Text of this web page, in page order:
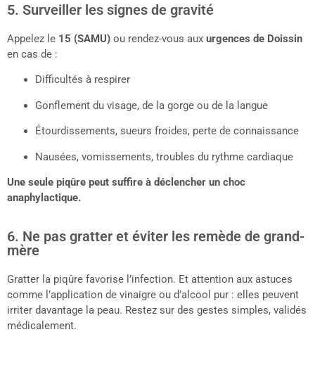
5. Surveiller les signes de gravité
Appelez le 15 (SAMU) ou rendez-vous aux urgences de Doissin
en cas de :
Difficultés à respirer
Gonflement du visage, de la gorge ou de la langue
Étourdissements, sueurs froides, perte de connaissance
Nausées, vomissements, troubles du rythme cardiaque
Une seule piqûre peut suffire à déclencher un choc
anaphylactique.
6. Ne pas gratter et éviter les remède de grand-
mère
Gratter la piqûre favorise l’infection. Et attention aux astuces
comme l’application de vinaigre ou d’alcool pur : elles peuvent
irriter davantage la peau. Restez sur des gestes simples, validés
médicalement.